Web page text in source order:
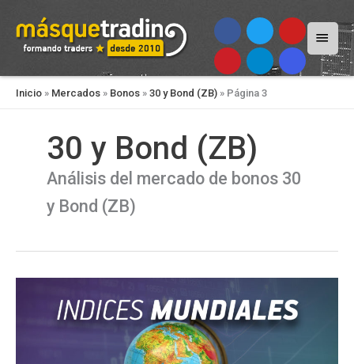
Menú
Inicio » Mercados » Bonos » 30 y Bond (ZB) » Página 3
30 y Bond (ZB)
Análisis del mercado de bonos 30
y Bond (ZB)